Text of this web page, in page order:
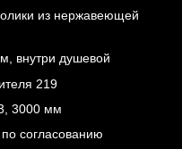
из нержавеющей
внутри душевой
219
3000 мм
согласованию